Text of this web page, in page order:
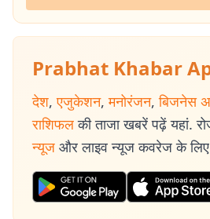
Prabhat Khabar
देश, एजुकेशन, मनोरंजन, बिजनेस
राशिफल की ताजा खबरें पढ़ें यहां.
न्यूज और लाइव न्यूज कवरेज के लिए